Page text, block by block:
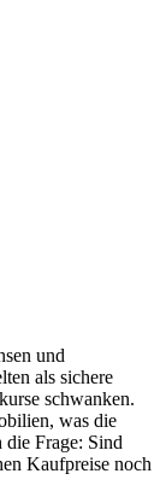
und
als sichere
schwanken.
was die
die Frage: Sind
Kaufpreise noch